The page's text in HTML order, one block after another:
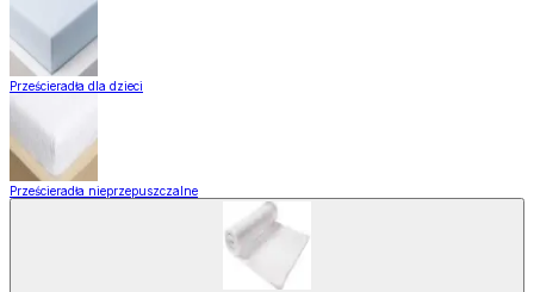
Prześcieradła dla dzieci
Prześcieradła nieprzepuszczalne